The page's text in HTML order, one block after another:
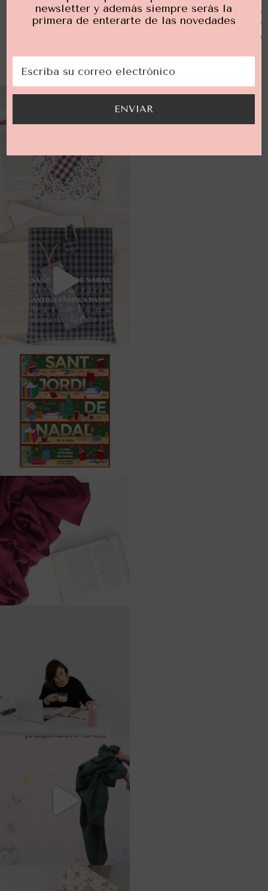
estampado con tinta negra para textil.
Visítame en Instragram
ENVIAR
newsletter y además siempre serás la
primera de enterarte de las novedades